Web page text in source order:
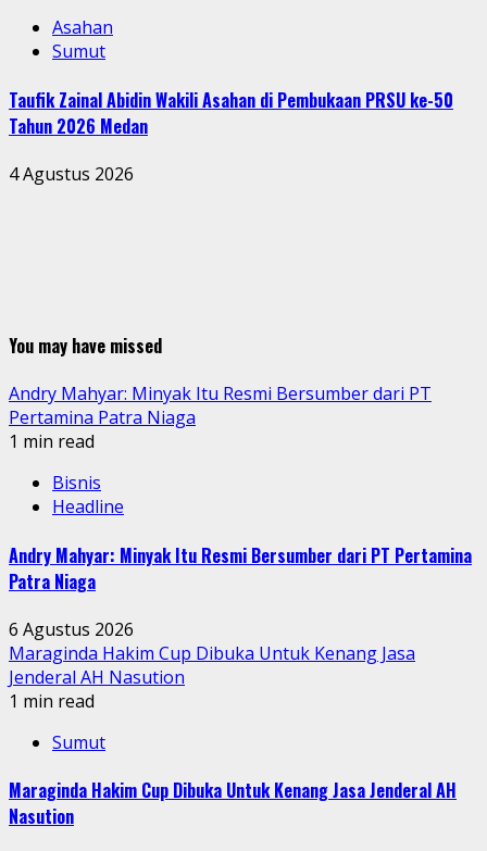
Asahan
Sumut
Taufik Zainal Abidin Wakili Asahan di Pembukaan PRSU ke-50
Tahun 2026 Medan
4 Agustus 2026
You may have missed
Andry Mahyar: Minyak Itu Resmi Bersumber dari PT
Pertamina Patra Niaga
1 min read
Bisnis
Headline
Andry Mahyar: Minyak Itu Resmi Bersumber dari PT Pertamina
Patra Niaga
6 Agustus 2026
Maraginda Hakim Cup Dibuka Untuk Kenang Jasa
Jenderal AH Nasution
1 min read
Sumut
Maraginda Hakim Cup Dibuka Untuk Kenang Jasa Jenderal AH
Nasution